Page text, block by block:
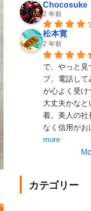
Chocosuke
2 年前
松本寛
2 年前
で、やっと見
プ。電話し
が心よく受
大丈夫かなと
着。美人の社
なく信用が
more
カテゴリー